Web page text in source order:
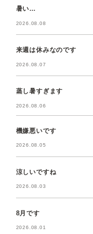
暑い…
2026.08.08
来週は休みなのです
2026.08.07
蒸し暑すぎます
2026.08.06
機嫌悪いです
2026.08.05
涼しいですね
2026.08.03
8月です
2026.08.01